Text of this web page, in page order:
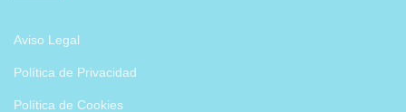
Aviso Legal
Política de Privacidad
Política de Cookies